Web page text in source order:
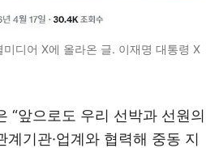
디어 X에 올라온 글. 이재명 대통령 X
“앞으로도 우리 선박과 선원의
기관·업계와 협력해 중동 지